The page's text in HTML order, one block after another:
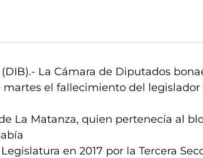
(DIB).- La Cámara de Diputados
martes el fallecimiento del legislador
La Matanza, quien pertenecía al
en 2017 por la Tercera